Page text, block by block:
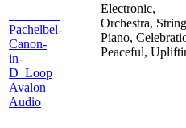
Pachelbel-
Canon-
in-
D_Loop
Avalon
Audio
Electronic,
Orchestra,
Piano,
Peaceful,